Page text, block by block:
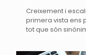
Creixement i
primera vista ens
tot que són